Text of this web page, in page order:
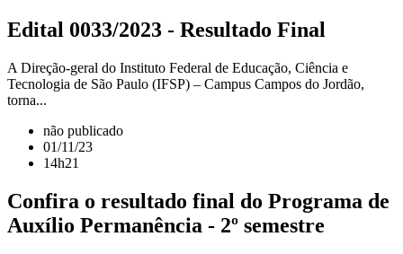
Edital 0033/2023 - Resultado Final
A Direção-geral do Instituto Federal de Educação, Ciência e
Tecnologia de São Paulo (IFSP) – Campus Campos do Jordão,
torna...
não publicado
01/11/23
14h21
Confira o resultado final do Programa de
Auxílio Permanência - 2º semestre